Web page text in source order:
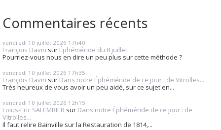
Commentaires récents
vendredi 10 juillet 2026 17h40
François Davin sur Éphéméride du 8 juillet
Pourriez-vous nous en dire un peu plus sur cette méthode ?
vendredi 10 juillet 2026 17h35
François Davin sur Dans notre Éphéméride de ce jour : de Vitrolles...
Très heureux de vous avoir un peu aidé, sur ce sujet en...
vendredi 10 juillet 2026 12h15
Loius-Eric SALEMBIER sur Dans notre Éphéméride de ce jour : de
Vitrolles...
Il faut relire Bainville sur la Restauration de 1814,...